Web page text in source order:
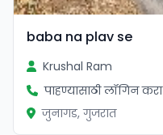
baba na plav se
Krushal Ram
पाहण्यासाठी लॉगिन करा
जुनागड, गुजरात